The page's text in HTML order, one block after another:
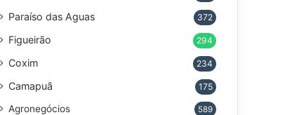
Paraíso das Aguas 372
Figueirão 294
Coxim 234
Camapuã 175
Agronegócios 589